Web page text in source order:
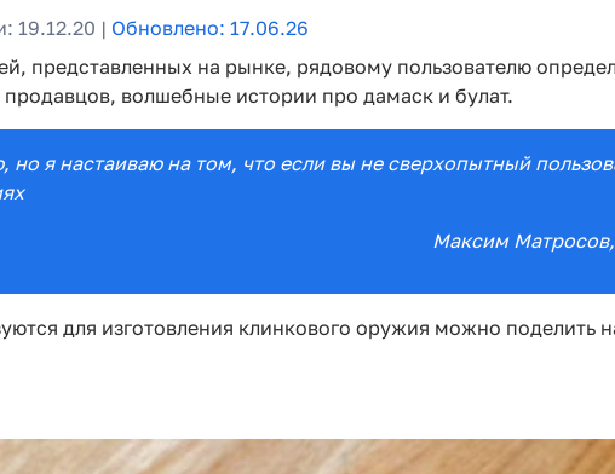
19.12.20 | Обновлено: 17.06.26
представленных на рынке, рядовому пользователю
волшебные истории про дамаск и булат.
я настаиваю на том, что если вы не сверхопытный
Максим Матросов
для изготовления клинкового оружия можно поделить